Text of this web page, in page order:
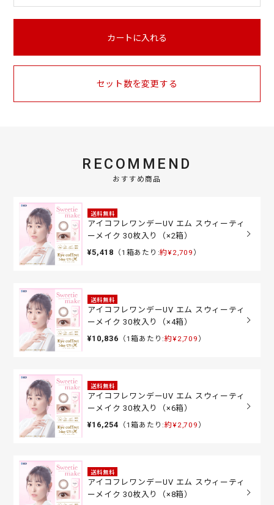
カートに入れる
セット数を変更する
RECOMMEND
おすすめ商品
送料無料
アイコフレワンデーUV エム スウィーティ
ーメイク 30枚入り（×2箱）
¥5,418 （1箱あたり:約¥2,709 ）
送料無料
アイコフレワンデーUV エム スウィーティ
ーメイク 30枚入り（×4箱）
¥10,836 （1箱あたり:約¥2,709 ）
送料無料
アイコフレワンデーUV エム スウィーティ
ーメイク 30枚入り（×6箱）
¥16,254 （1箱あたり:約¥2,709 ）
送料無料
アイコフレワンデーUV エム スウィーティ
ーメイク 30枚入り（×8箱）